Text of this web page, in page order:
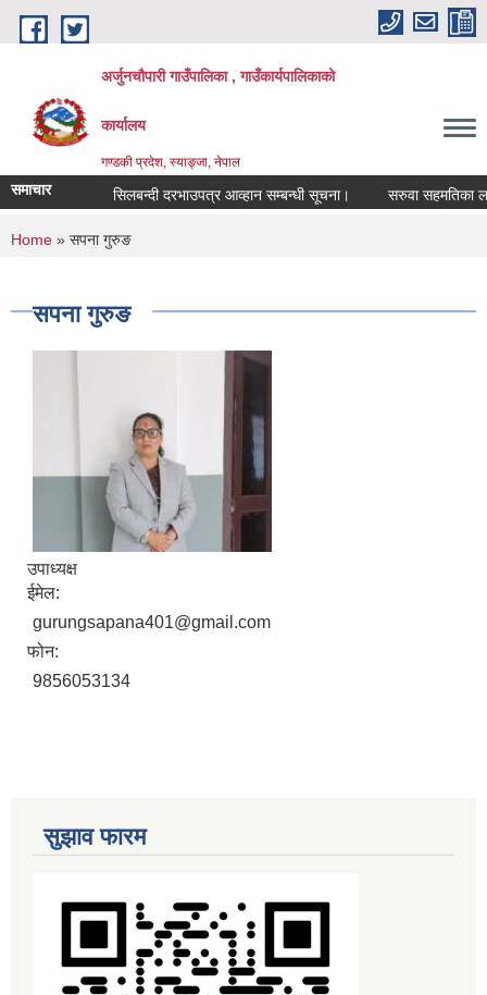
Skip to main content
अर्जुनचौपारी गाउँपालिका , गाउँकार्यपालिकाको
कार्यालय
गण्डकी प्रदेश, स्याङ्जा, नेपाल
समाचार सिलबन्दी दरभाउपत्र आव्हान सम्बन्धी सूचना। सरुवा सहमतिका लागि
You are here
Home » सपना गुरुङ
सपना गुरुङ
उपाध्यक्ष
ईमेल:
gurungsapana401@gmail.com
फोन:
9856053134
सुझाव फारम